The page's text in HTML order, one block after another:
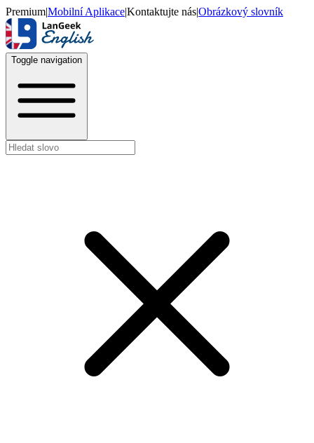
Premium|Mobilní Aplikace|Kontaktujte nás|Obrázkový slovník
Toggle navigation